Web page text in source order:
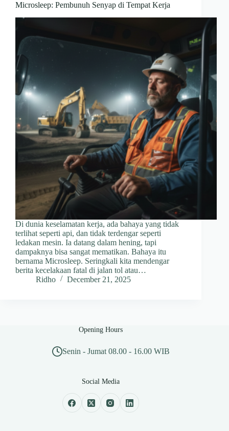
Microsleep: Pembunuh Senyap di Tempat Kerja
Di dunia keselamatan kerja, ada bahaya yang tidak
terlihat seperti api, dan tidak terdengar seperti
ledakan mesin. Ia datang dalam hening, tapi
dampaknya bisa sangat mematikan. Bahaya itu
bernama Microsleep. Seringkali kita mendengar
berita kecelakaan fatal di jalan tol atau…
Ridho
December 21, 2025
Opening Hours
Senin - Jumat 08.00 - 16.00 WIB
Social Media